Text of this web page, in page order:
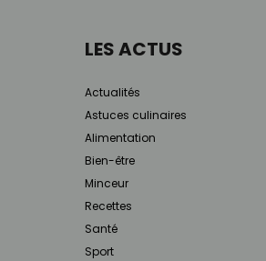
LES ACTUS
Actualités
Astuces culinaires
Alimentation
Bien-être
Minceur
Recettes
Santé
Sport